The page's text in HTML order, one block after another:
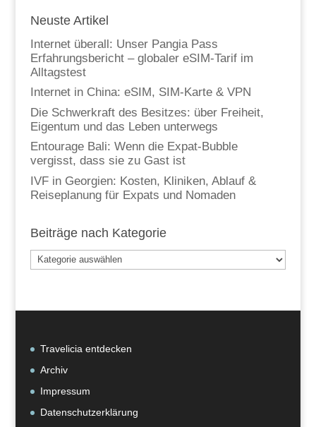
Neuste Artikel
Internet überall: Unser Pangia Pass
Erfahrungsbericht – globaler eSIM-Tarif im
Alltagstest
Internet in China: eSIM, SIM-Karte & VPN
Die Schwerkraft des Besitzes: über Freiheit,
Eigentum und das Leben unterwegs
Entourage Bali: Wenn die Expat-Bubble
vergisst, dass sie zu Gast ist
IVF in Georgien: Kosten, Kliniken, Ablauf &
Reiseplanung für Expats und Nomaden
Beiträge nach Kategorie
Beiträge
nach
Travelicia entdecken
Archiv
Impressum
Datenschutzerklärung